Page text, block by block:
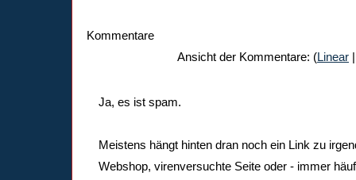
Kommentare
Ansicht der Kommentare: (Linear
Ja, es ist spam.
Meistens hängt hinten dran noch ein Link zu
Webshop, virenversuchte Seite oder - immer